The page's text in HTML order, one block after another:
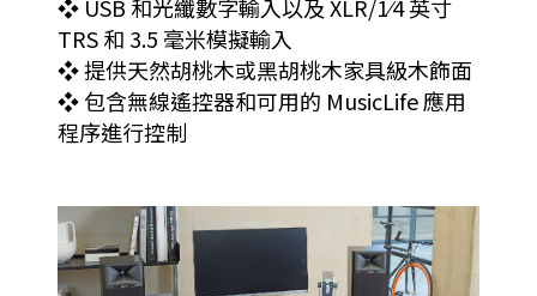
❖ USB 和光纖數字輸入以及 XLR/1⁄4 英寸
TRS 和 3.5 毫米模擬輸入
❖ 提供天然胡桃木或黑胡桃木家具級木飾面
❖ 包含無線遙控器和可用的 MusicLife 應用
程序進行控制